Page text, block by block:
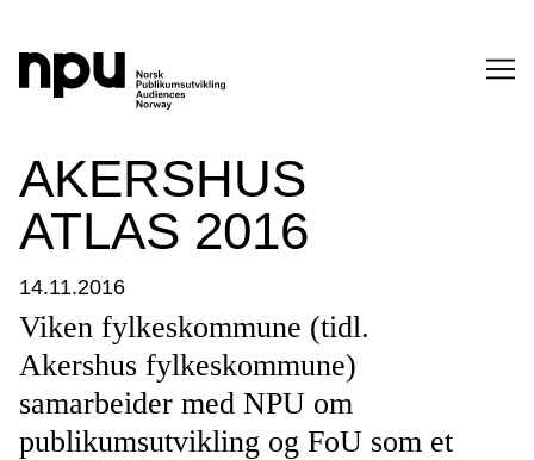
SØK
SØK →
AKERSHUS
ATLAS 2016
14.11.2016
Viken fylkeskommune (tidl.
Akershus fylkeskommune)
samarbeider med NPU om
publikumsutvikling og FoU som et